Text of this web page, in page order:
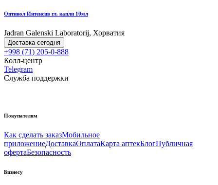
Оптинол Интенсив гл. капли 10мл
Jadran Galenski Laboratorij, Хорватия
Доставка сегодня
+998 (71) 205-0-888
Колл-центр
Telegram
Служба поддержки
Покупателям
Как сделать заказМобильное
приложениеДоставкаОплатаКарта аптекБлогПубличная
офертаБезопасность
Бизнесу